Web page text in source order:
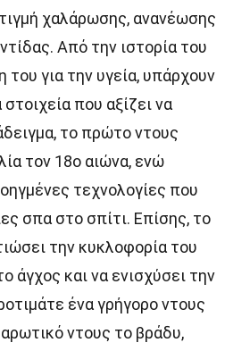
χαλάρωσης, ανανέωσης
Από την ιστορία του
του για την υγεία, υπάρχουν
που αξίζει να
το πρώτο ντους
τον 18ο αιώνα, ενώ
τεχνολογίες που
σπα στο σπίτι. Επίσης, το
την κυκλοφορία του
άγχος και να ενισχύσει την
ένα γρήγορο ντους
ντους το βράδυ,